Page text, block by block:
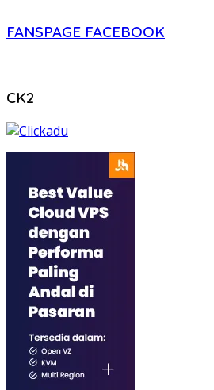
FANSPAGE FACEBOOK
CK2